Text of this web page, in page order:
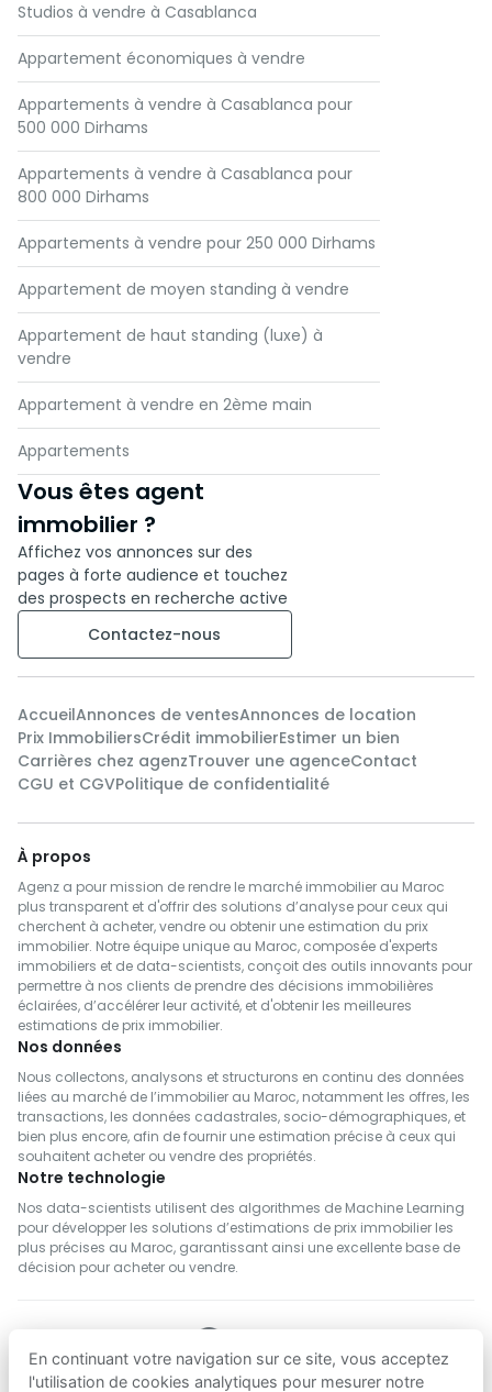
Studios à vendre à Casablanca
Appartement économiques à vendre
Appartements à vendre à Casablanca pour
500 000 Dirhams
Appartements à vendre à Casablanca pour
800 000 Dirhams
Appartements à vendre pour 250 000 Dirhams
Appartement de moyen standing à vendre
Appartement de haut standing (luxe) à
vendre
Appartement à vendre en 2ème main
Appartements
Vous êtes agent
immobilier ?
Affichez vos annonces sur des
pages à forte audience et touchez
des prospects en recherche active
Contactez-nous
AccueilAnnonces de ventesAnnonces de location
Prix ImmobiliersCrédit immobilierEstimer un bien
Carrières chez agenzTrouver une agenceContact
CGU et CGVPolitique de confidentialité
À propos
Agenz a pour mission de rendre le marché immobilier au Maroc
plus transparent et d'offrir des solutions d’analyse pour ceux qui
cherchent à acheter, vendre ou obtenir une estimation du prix
immobilier. Notre équipe unique au Maroc, composée d'experts
immobiliers et de data-scientists, conçoit des outils innovants pour
permettre à nos clients de prendre des décisions immobilières
éclairées, d’accélérer leur activité, et d'obtenir les meilleures
estimations de prix immobilier.
Nos données
Nous collectons, analysons et structurons en continu des données
liées au marché de l’immobilier au Maroc, notamment les offres, les
transactions, les données cadastrales, socio-démographiques, et
bien plus encore, afin de fournir une estimation précise à ceux qui
souhaitent acheter ou vendre des propriétés.
Notre technologie
Nos data-scientists utilisent des algorithmes de Machine Learning
pour développer les solutions d’estimations de prix immobilier les
plus précises au Maroc, garantissant ainsi une excellente base de
décision pour acheter ou vendre.
SUIVEZ NOUS
En continuant votre navigation sur ce site, vous acceptez
l'utilisation de cookies analytiques pour mesurer notre